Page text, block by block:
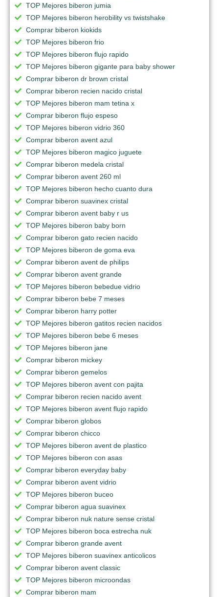
TOP Mejores biberon jumia
TOP Mejores biberon herobility vs twistshake
Comprar biberon kiokids
TOP Mejores biberon frio
TOP Mejores biberon flujo rapido
TOP Mejores biberon gigante para baby shower
Comprar biberon dr brown cristal
Comprar biberon recien nacido cristal
TOP Mejores biberon mam tetina x
Comprar biberon flujo espeso
TOP Mejores biberon vidrio 360
Comprar biberon avent azul
TOP Mejores biberon magico juguete
Comprar biberon medela cristal
Comprar biberon avent 260 ml
TOP Mejores biberon hecho cuanto dura
Comprar biberon suavinex cristal
Comprar biberon avent baby r us
TOP Mejores biberon baby born
Comprar biberon gato recien nacido
TOP Mejores biberon de goma eva
Comprar biberon avent de philips
Comprar biberon avent grande
TOP Mejores biberon bebedue vidrio
Comprar biberon bebe 7 meses
Comprar biberon harry potter
TOP Mejores biberon gatitos recien nacidos
TOP Mejores biberon bebe 6 meses
TOP Mejores biberon jane
Comprar biberon mickey
Comprar biberon gemelos
TOP Mejores biberon avent con pajita
Comprar biberon recien nacido avent
TOP Mejores biberon avent flujo rapido
Comprar biberon globos
Comprar biberon chicco
TOP Mejores biberon avent de plastico
TOP Mejores biberon con asas
Comprar biberon everyday baby
Comprar biberon avent vidrio
TOP Mejores biberon buceo
Comprar biberon agua suavinex
Comprar biberon nuk nature sense cristal
TOP Mejores biberon boca estrecha nuk
Comprar biberon grande avent
TOP Mejores biberon suavinex anticolicos
Comprar biberon avent classic
TOP Mejores biberon microondas
Comprar biberon mam